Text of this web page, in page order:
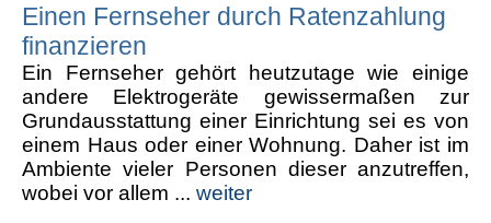
Einen Fernseher durch Ratenzahlung
finanzieren
Ein Fernseher gehört heutzutage wie einige
andere Elektrogeräte gewissermaßen zur
Grundausstattung einer Einrichtung sei es von
einem Haus oder einer Wohnung. Daher ist im
Ambiente vieler Personen dieser anzutreffen,
wobei vor allem ... weiter